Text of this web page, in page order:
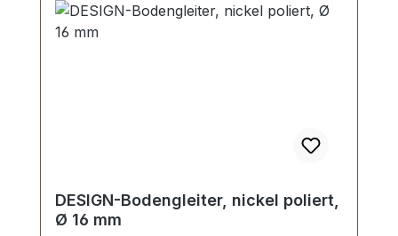
DESIGN-Bodengleiter, nickel poliert,
Ø 16 mm